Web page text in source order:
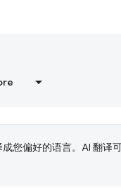
您偏好的语言。AI 翻译